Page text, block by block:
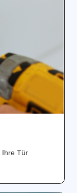
Ihre Tür